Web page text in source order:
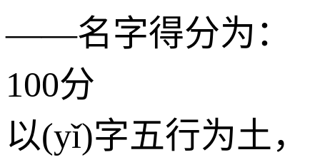
——名字得分为：
100分
以(yǐ)字五行为土，